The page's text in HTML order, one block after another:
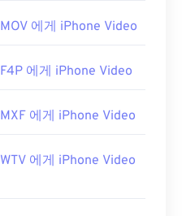
MOV 에게 iPhone Video
F4P 에게 iPhone Video
MXF 에게 iPhone Video
WTV 에게 iPhone Video